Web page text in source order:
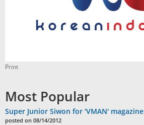
Print
Most Popular
Super Junior Siwon for 'VMAN' magazine
posted on 08/14/2012